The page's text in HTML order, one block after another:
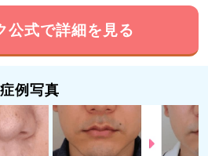
公式で詳細を見る
例写真